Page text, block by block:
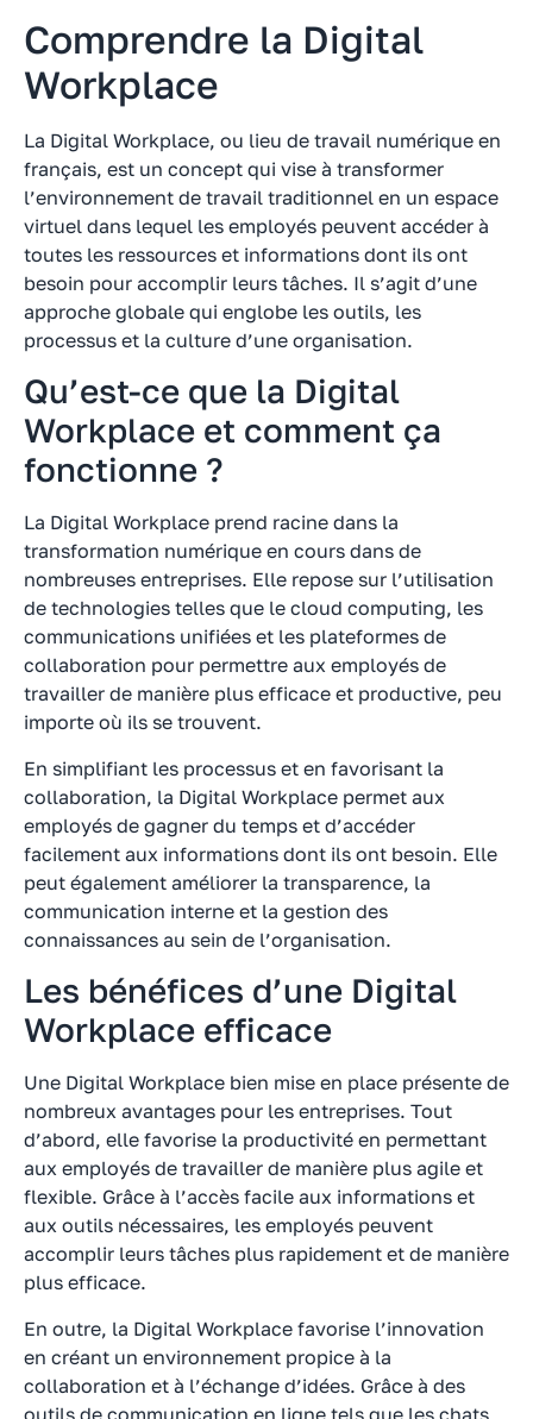
Comprendre la Digital
Workplace
La Digital Workplace, ou lieu de travail numérique en
français, est un concept qui vise à transformer
l’environnement de travail traditionnel en un espace
virtuel dans lequel les employés peuvent accéder à
toutes les ressources et informations dont ils ont
besoin pour accomplir leurs tâches. Il s’agit d’une
approche globale qui englobe les outils, les
processus et la culture d’une organisation.
Qu’est-ce que la Digital
Workplace et comment ça
fonctionne ?
La Digital Workplace prend racine dans la
transformation numérique en cours dans de
nombreuses entreprises. Elle repose sur l’utilisation
de technologies telles que le cloud computing, les
communications unifiées et les plateformes de
collaboration pour permettre aux employés de
travailler de manière plus efficace et productive, peu
importe où ils se trouvent.
En simplifiant les processus et en favorisant la
collaboration, la Digital Workplace permet aux
employés de gagner du temps et d’accéder
facilement aux informations dont ils ont besoin. Elle
peut également améliorer la transparence, la
communication interne et la gestion des
connaissances au sein de l’organisation.
Les bénéfices d’une Digital
Workplace efficace
Une Digital Workplace bien mise en place présente de
nombreux avantages pour les entreprises. Tout
d’abord, elle favorise la productivité en permettant
aux employés de travailler de manière plus agile et
flexible. Grâce à l’accès facile aux informations et
aux outils nécessaires, les employés peuvent
accomplir leurs tâches plus rapidement et de manière
plus efficace.
En outre, la Digital Workplace favorise l’innovation
en créant un environnement propice à la
collaboration et à l’échange d’idées. Grâce à des
outils de communication en ligne tels que les chats